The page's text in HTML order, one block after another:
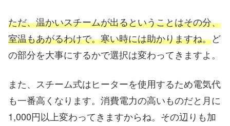
ただ、温かいスチームが出るということはその分、
室温もあがるわけで。寒い時には助かりますね。ど
の部分を大事にするかで選択は変わってきますよ。
また、スチーム式はヒーターを使用するため電気代
も一番高くなります。消費電力の高いものだと月に
1,000円以上変わってきますからね。その辺りも加